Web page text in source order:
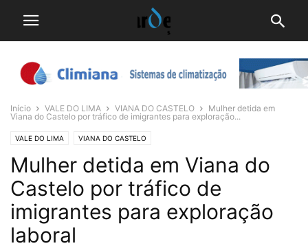
Início VALE DO LIMA VIANA DO CASTELO
Mulher detida em
Viana do Castelo por tráfico de imigrantes para exploração...
VALE DO LIMA VIANA DO CASTELO
Mulher detida em Viana do
Castelo por tráfico de
imigrantes para exploração
laboral